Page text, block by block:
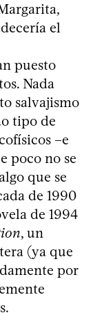
el
puesto
Nada
salvajismo
tipo de
–e
poco no se
que se
de 1990
de 1994
, un
(ya que
por